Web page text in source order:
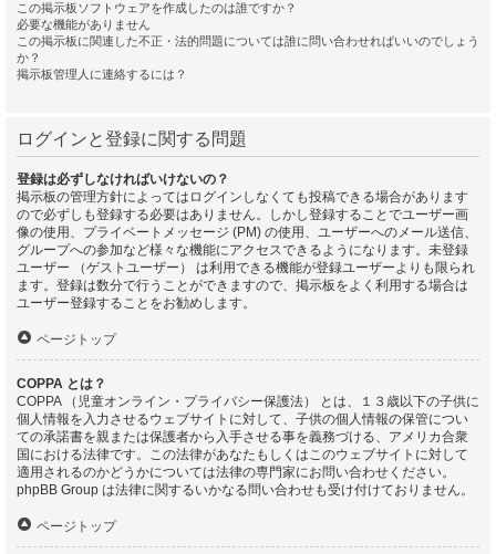
この掲示板ソフトウェアを作成したのは誰ですか？
必要な機能がありません
この掲示板に関連した不正・法的問題については誰に問い合わせればいいのでしょう
か？
掲示板管理人に連絡するには？
ログインと登録に関する問題
登録は必ずしなければいけないの？
掲示板の管理方針によってはログインしなくても投稿できる場合があります
ので必ずしも登録する必要はありません。しかし登録することでユーザー画
像の使用、プライベートメッセージ (PM) の使用、ユーザーへのメール送信、
グループへの参加など様々な機能にアクセスできるようになります。未登録
ユーザー （ゲストユーザー） は利用できる機能が登録ユーザーよりも限られ
ます。登録は数分で行うことができますので、掲示板をよく利用する場合は
ユーザー登録することをお勧めします。
ページトップ
COPPA とは？
COPPA （児童オンライン・プライバシー保護法） とは、１３歳以下の子供に
個人情報を入力させるウェブサイトに対して、子供の個人情報の保管につい
ての承諾書を親または保護者から入手させる事を義務づける、アメリカ合衆
国における法律です。この法律があなたもしくはこのウェブサイトに対して
適用されるのかどうかについては法律の専門家にお問い合わせください。
phpBB Group は法律に関するいかなる問い合わせも受け付けておりません。
ページトップ